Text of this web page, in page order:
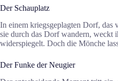
Der Schauplatz
In einem kriegsgeplagten Dorf, das
sie durch das Dorf wandern, weckt
widerspiegelt. Doch die Mönche
Der Funke der Neugier